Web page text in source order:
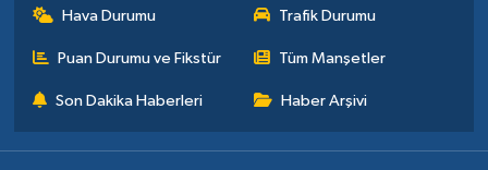
Hava Durumu Trafik Durumu
Puan Durumu ve Fikstür Tüm Manşetler
Son Dakika Haberleri Haber Arşivi